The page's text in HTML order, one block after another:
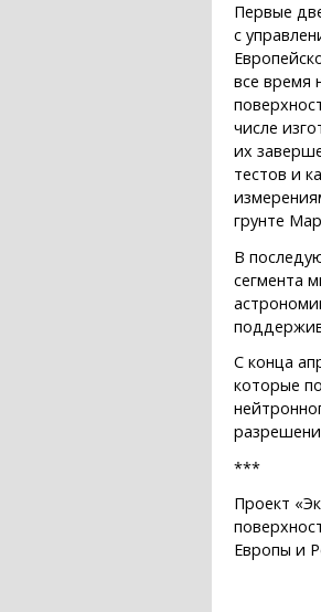
Первые
с
все время
числе
их
тестов и
грунте
В
сегмента
С конца
которые
***
Проект
Европы и